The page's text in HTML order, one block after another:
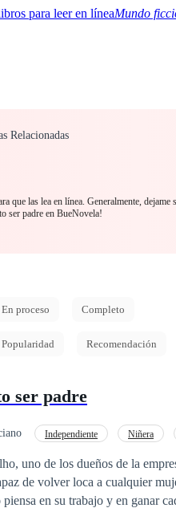
Mundo
Relacionadas
que las lea en línea. Generalmente,
ser padre en BueNovela!
En proceso Completo
Popularidad Recomendación
ser padre
Independiente Niñera
uno de los dueños de la
de volver loca a cualquier
en su trabajo y en ganar